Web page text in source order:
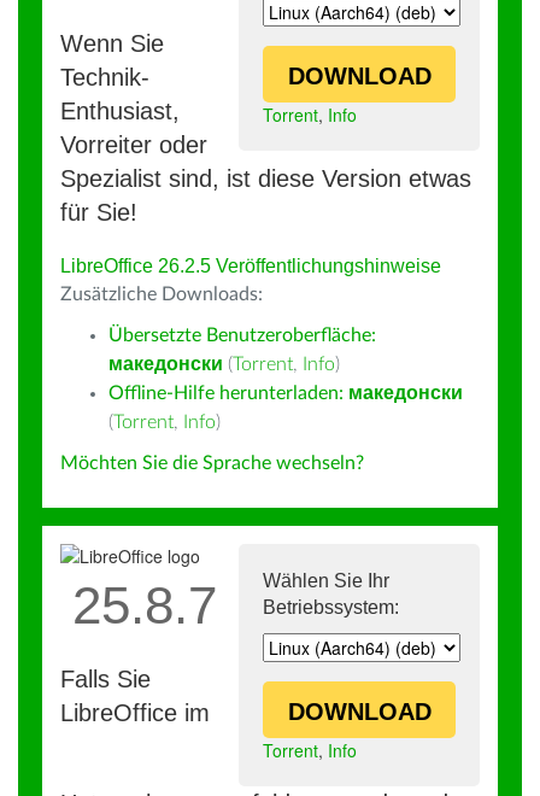
DOWNLOAD
Torrent, Info
Wenn Sie
Technik-
Enthusiast,
Vorreiter oder
Spezialist sind, ist diese Version etwas
für Sie!
LibreOffice 26.2.5 Veröffentlichungshinweise
Zusätzliche Downloads:
Übersetzte Benutzeroberfläche:
македонски (Torrent, Info)
Offline-Hilfe herunterladen: македонски
(Torrent, Info)
Möchten Sie die Sprache wechseln?
Wählen Sie Ihr
Betriebssystem:
DOWNLOAD
Torrent, Info
25.8.7
Falls Sie
LibreOffice im